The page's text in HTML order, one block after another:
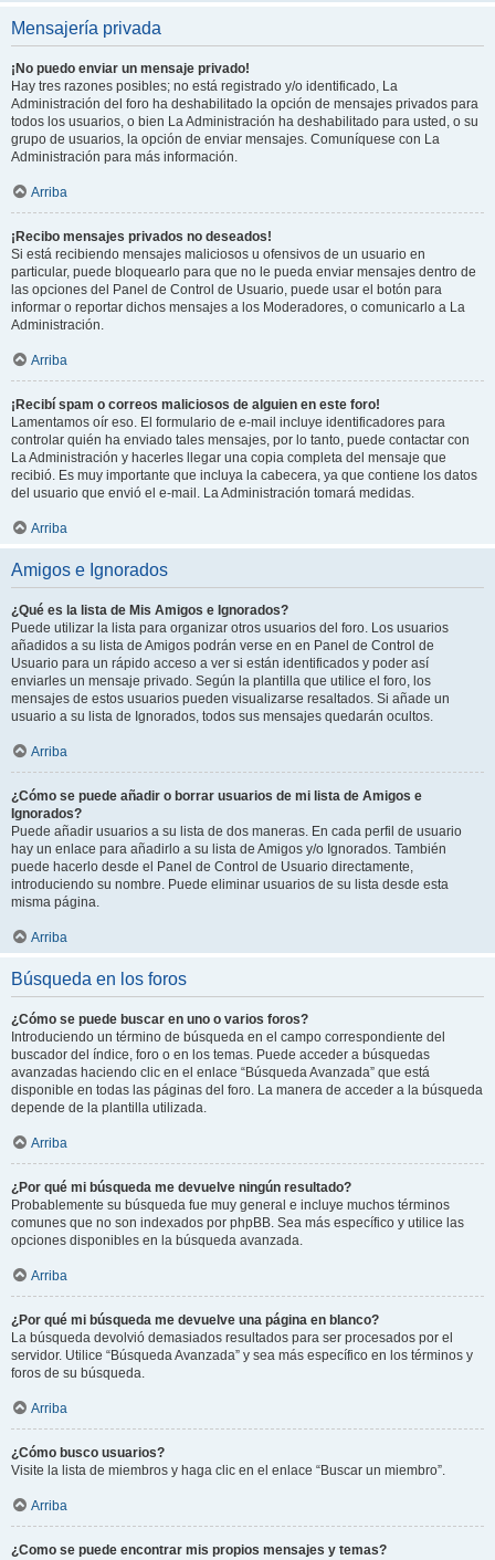
Mensajería privada
¡No puedo enviar un mensaje privado!
Hay tres razones posibles; no está registrado y/o identificado, La
Administración del foro ha deshabilitado la opción de mensajes privados para
todos los usuarios, o bien La Administración ha deshabilitado para usted, o su
grupo de usuarios, la opción de enviar mensajes. Comuníquese con La
Administración para más información.
Arriba
¡Recibo mensajes privados no deseados!
Si está recibiendo mensajes maliciosos u ofensivos de un usuario en
particular, puede bloquearlo para que no le pueda enviar mensajes dentro de
las opciones del Panel de Control de Usuario, puede usar el botón para
informar o reportar dichos mensajes a los Moderadores, o comunicarlo a La
Administración.
Arriba
¡Recibí spam o correos maliciosos de alguien en este foro!
Lamentamos oír eso. El formulario de e-mail incluye identificadores para
controlar quién ha enviado tales mensajes, por lo tanto, puede contactar con
La Administración y hacerles llegar una copia completa del mensaje que
recibió. Es muy importante que incluya la cabecera, ya que contiene los datos
del usuario que envió el e-mail. La Administración tomará medidas.
Arriba
Amigos e Ignorados
¿Qué es la lista de Mis Amigos e Ignorados?
Puede utilizar la lista para organizar otros usuarios del foro. Los usuarios
añadidos a su lista de Amigos podrán verse en en Panel de Control de
Usuario para un rápido acceso a ver si están identificados y poder así
enviarles un mensaje privado. Según la plantilla que utilice el foro, los
mensajes de estos usuarios pueden visualizarse resaltados. Si añade un
usuario a su lista de Ignorados, todos sus mensajes quedarán ocultos.
Arriba
¿Cómo se puede añadir o borrar usuarios de mi lista de Amigos e
Ignorados?
Puede añadir usuarios a su lista de dos maneras. En cada perfil de usuario
hay un enlace para añadirlo a su lista de Amigos y/o Ignorados. También
puede hacerlo desde el Panel de Control de Usuario directamente,
introduciendo su nombre. Puede eliminar usuarios de su lista desde esta
misma página.
Arriba
Búsqueda en los foros
¿Cómo se puede buscar en uno o varios foros?
Introduciendo un término de búsqueda en el campo correspondiente del
buscador del índice, foro o en los temas. Puede acceder a búsquedas
avanzadas haciendo clic en el enlace “Búsqueda Avanzada” que está
disponible en todas las páginas del foro. La manera de acceder a la búsqueda
depende de la plantilla utilizada.
Arriba
¿Por qué mi búsqueda me devuelve ningún resultado?
Probablemente su búsqueda fue muy general e incluye muchos términos
comunes que no son indexados por phpBB. Sea más específico y utilice las
opciones disponibles en la búsqueda avanzada.
Arriba
¿Por qué mi búsqueda me devuelve una página en blanco?
La búsqueda devolvió demasiados resultados para ser procesados por el
servidor. Utilice “Búsqueda Avanzada” y sea más específico en los términos y
foros de su búsqueda.
Arriba
¿Cómo busco usuarios?
Visite la lista de miembros y haga clic en el enlace “Buscar un miembro”.
Arriba
¿Como se puede encontrar mis propios mensajes y temas?